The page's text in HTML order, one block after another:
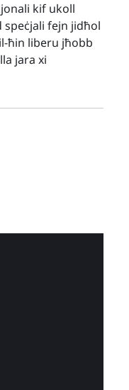
kif ukoll
speċjali fejn jidħol
ħin liberu jħobb
jara xi